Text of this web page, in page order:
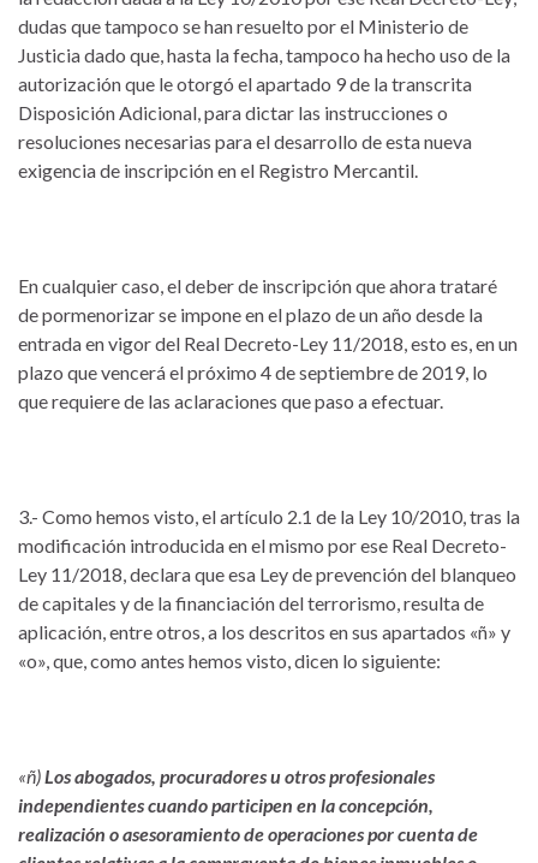
dudas que tampoco se han resuelto por el Ministerio de
Justicia dado que, hasta la fecha, tampoco ha hecho uso de la
autorización que le otorgó el apartado 9 de la transcrita
Disposición Adicional, para dictar las instrucciones o
resoluciones necesarias para el desarrollo de esta nueva
exigencia de inscripción en el Registro Mercantil.
En cualquier caso, el deber de inscripción que ahora trataré
de pormenorizar se impone en el plazo de un año desde la
entrada en vigor del Real Decreto-Ley 11/2018, esto es, en un
plazo que vencerá el próximo 4 de septiembre de 2019, lo
que requiere de las aclaraciones que paso a efectuar.
3.- Como hemos visto, el artículo 2.1 de la Ley 10/2010, tras la
modificación introducida en el mismo por ese Real Decreto-
Ley 11/2018, declara que esa Ley de prevención del blanqueo
de capitales y de la financiación del terrorismo, resulta de
aplicación, entre otros, a los descritos en sus apartados «ñ» y
«o», que, como antes hemos visto, dicen lo siguiente:
«ñ) Los abogados, procuradores u otros profesionales
independientes cuando participen en la concepción,
realización o asesoramiento de operaciones por cuenta de